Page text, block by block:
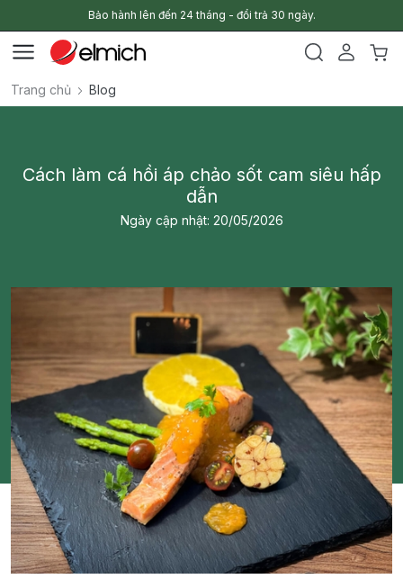
Bảo hành lên đến 24 tháng - đổi trả 30 ngày.
Trang chủ Blog
Cách làm cá hồi áp chảo sốt cam siêu hấp
dẫn
Ngày cập nhật: 20/05/2026